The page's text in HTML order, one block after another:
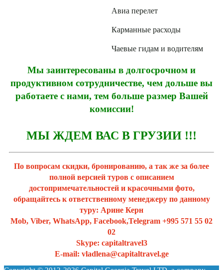
Авиа перелет
Карманные расходы
Чаевые гидам и водителям
Мы заинтересованы в долгосрочном и
продуктивном сотрудничестве, чем дольше вы
работаете с нами, тем больше размер Вашей
комиссии!
МЫ ЖДЕМ ВАС В ГРУЗИИ !!!
По вопросам скидки, бронированию, а так же за более
полной версией туров с описанием
достопримечательностей и красочными фото,
обращайтесь к ответственному менеджеру по данному
туру: Арине Керн
Mob, Viber, WhatsApp, Facebook,Telegram +995 571 55 02
02
Skype: capitaltravel3
Е-mail: vladlena@capitaltravel.ge